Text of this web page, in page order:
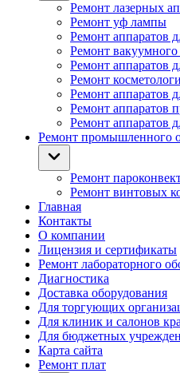
Ремонт лазерных
Ремонт уф лампы
Ремонт аппаратов
Ремонт вакуумного
Ремонт аппаратов
Ремонт
Ремонт аппаратов
Ремонт аппаратов
Ремонт аппаратов
Ремонт промышленного
Ремонт
Ремонт винтовых
Главная
Контакты
О компании
Лицензия и сертификаты
Ремонт лабораторного
Диагностика
Доставка оборудования
Для торгующих
Для клиник и салонов
Для бюджетных
Карта сайта
Ремонт плат